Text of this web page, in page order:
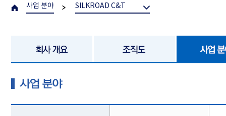
사업 분야 SILKROAD C&T